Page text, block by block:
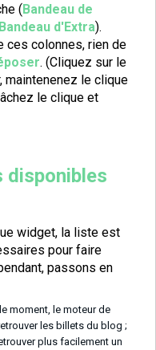
(Bandeau de
Bandeau d'Extra).
ces colonnes, rien de
. (Cliquez sur le
maintenenez le clique
le clique et
disponibles
widget, la liste est
pour faire
passons en
moment, le moteur de
les billets du blog ;
plus facilement un